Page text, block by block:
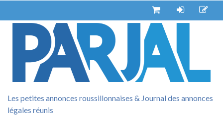
Les petites annonces roussillonnaises & Journal des annonces
légales réunis